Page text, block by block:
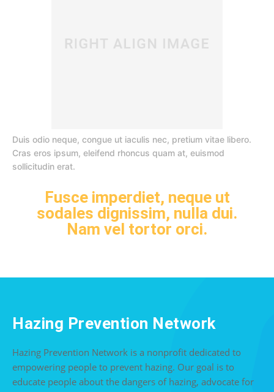
Duis odio neque, congue ut iaculis nec, pretium vitae libero.
Cras eros ipsum, eleifend rhoncus quam at, euismod
sollicitudin erat.
Fusce imperdiet, neque ut
sodales dignissim, nulla dui.
Nam vel tortor orci.
Hazing Prevention Network
Hazing Prevention Network is a nonprofit dedicated to
empowering people to prevent hazing. Our goal is to
educate people about the dangers of hazing, advocate for